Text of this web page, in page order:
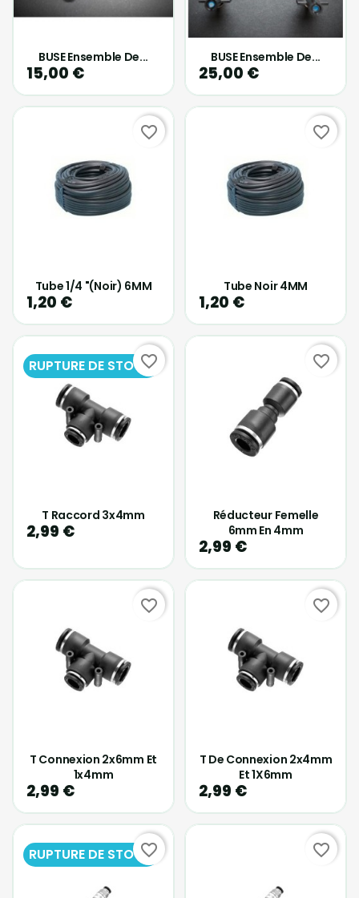
BUSE Ensemble De...
15,00 €
BUSE Ensemble De...
25,00 €
Tube 1/4 "(noir) 6MM
1,20 €
favorite_border
Tube Noir 4MM
1,20 €
favorite_border
T Raccord 3x4mm
2,99 €
RUPTURE DE STOCK
favorite_border
Réducteur Femelle
6mm En 4mm
2,99 €
favorite_border
T Connexion 2x6mm Et
1x4mm
2,99 €
favorite_border
T De Connexion 2x4mm
Et 1X6mm
2,99 €
favorite_border
RUPTURE DE STOCK
favorite_border favorite_border